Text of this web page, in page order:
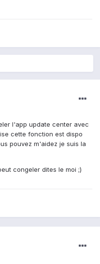
l'app update center avec
cette fonction est dispo
pouvez m'aidez je suis la
congeler dites le moi ;)